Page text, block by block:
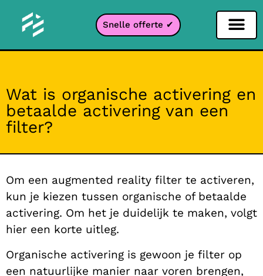
Snelle offerte ✔
Wat is organische activering en
betaalde activering van een
filter?
Om een augmented reality filter te activeren,
kun je kiezen tussen organische of betaalde
activering. Om het je duidelijk te maken, volgt
hier een korte uitleg.
Organische activering is gewoon je filter op
een natuurlijke manier naar voren brengen,